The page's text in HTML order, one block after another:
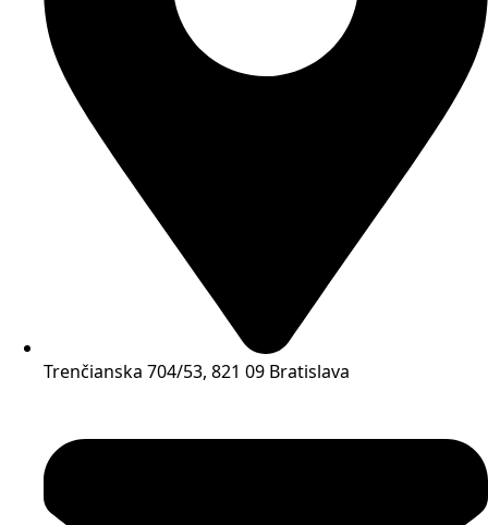
Trenčianska 704/53, 821 09 Bratislava